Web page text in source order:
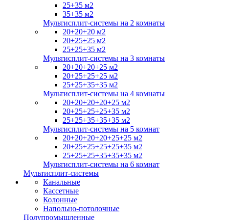
25+35 м2
35+35 м2
Мультисплит-системы на 2 комнаты
20+20+20 м2
20+25+25 м2
25+25+35 м2
Мультисплит-системы на 3 комнаты
20+20+20+25 м2
20+25+25+25 м2
25+25+35+35 м2
Мультисплит-системы на 4 комнаты
20+20+20+20+25 м2
20+25+25+25+35 м2
25+25+35+35+35 м2
Мультисплит-системы на 5 комнат
20+20+20+20+25+25 м2
20+25+25+25+25+35 м2
25+25+25+35+35+35 м2
Мультисплит-системы на 6 комнат
Мультисплит-системы
Канальные
Кассетные
Колонные
Напольно-потолочные
Полупромышленные